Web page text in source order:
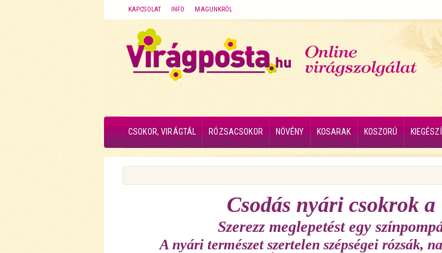
KAPCSOLAT INFO MAGUNKRÓL
CSOKOR, VIRÁGTÁL RÓZSACSOKOR NÖVÉNY KOSARAK KOSZORÚ
Csodás nyári csokrok
Szerezz meglepetést egy
A nyári természet szertelen szépségei rózsák,